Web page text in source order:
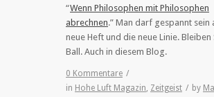
“Wenn Philosophen mit Philosophen
abrechnen.” Man darf gespannt sein
neue Heft und die neue Linie. Bleiben
Ball. Auch in diesem Blog.
0 Kommentare /
in Hohe Luft Magazin, Zeitgeist / by